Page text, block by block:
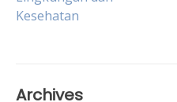
navigation
Kesehatan
Archives